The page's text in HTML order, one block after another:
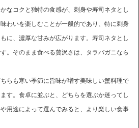
なコクと独特の食感が、刺身や寿司ネタとし
わいを楽しむことが一般的であり、特に刺身
に、濃厚な甘みが広がります。寿司ネタとし
。そのまま食べる贅沢さは、タラバガニなら
らも寒い季節に旨味が増す美味しい蟹料理で
す。食卓に並ぶと、どちらを選ぶか迷ってし
用途によって選んでみると、より楽しい食事